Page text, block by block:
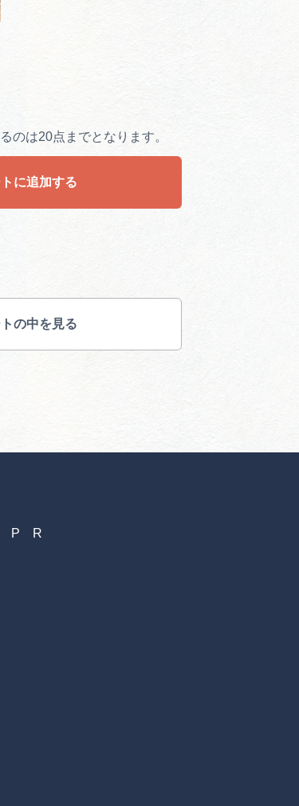
運営組織
のは20点までとなります。
に追加する
の中を見る